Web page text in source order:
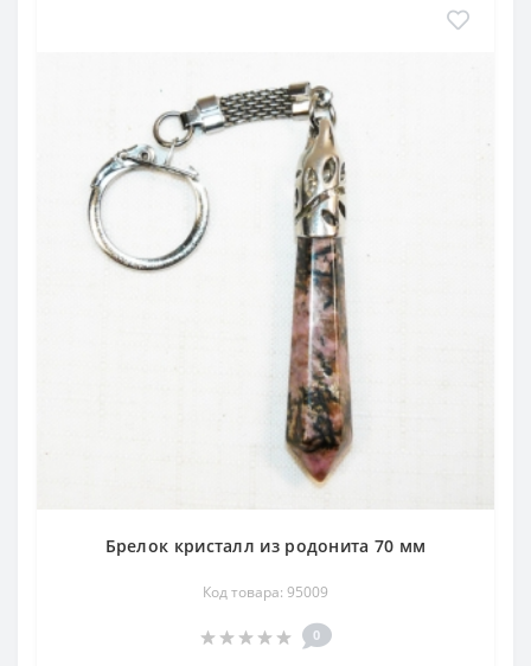
Брелок кристалл из родонита 70 мм
Код товара: 95009
0